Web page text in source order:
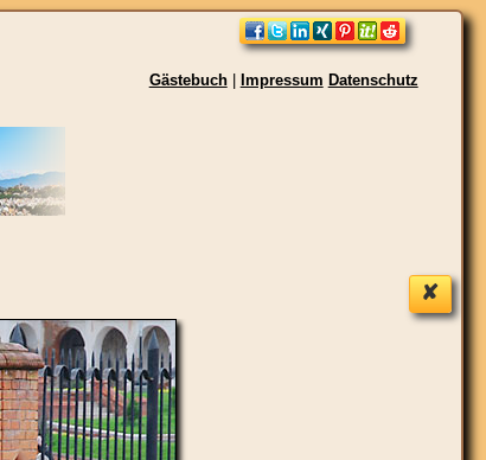
Gästebuch| Impressum Datenschutz
✘